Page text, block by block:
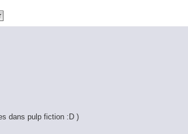
dans pulp fiction :D )